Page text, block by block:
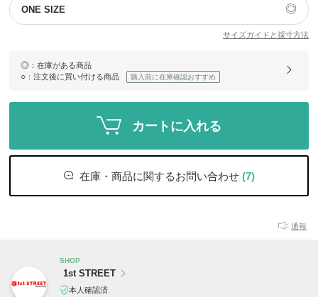
ONE SIZE ◎
サイズガイドと採寸方法
◎ ：在庫がある商品
○ ：注文後に買い付ける商品 購入前に在庫確認おすすめ
カートに入れる
在庫・商品に関するお問い合わせ (7)
通報
SHOP
1st STREET
本人確認済